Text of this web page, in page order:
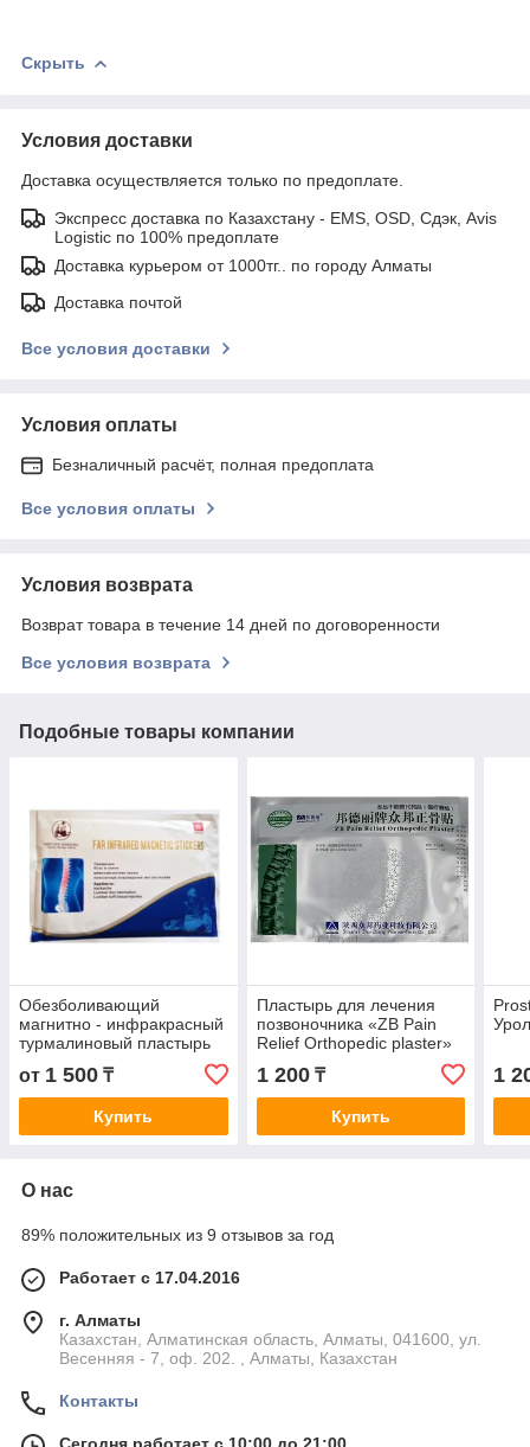
Скрыть
Условия доставки
Доставка осуществляется только по предоплате.
Экспресс доставка по Казахстану - EMS, OSD, Сдэк, Avis
Logistic по 100% предоплате
Доставка курьером от 1000тг.. по городу Алматы
Доставка почтой
Все условия доставки
Условия оплаты
Безналичный расчёт, полная предоплата
Все условия оплаты
Условия возврата
Возврат товара в течение 14 дней по договоренности
Все условия возврата
Подобные товары компании
Обезболивающий
магнитно - инфракрасный
турмалиновый пластырь
на поясницу и
позвоночник "BEN CAO
GANG MU"
от 1 500 ₸
Купить
Пластырь для лечения
позвоночника «ZB Pain
Relief Orthopedic plaster»
1 200₸
Купить
1
О нас
89% положительных из 9 отзывов за год
Работает с 17.04.2016
г. Алматы
Казахстан, Алматинская область, Алматы, 041600, ул.
Весенняя - 7, оф. 202. , Алматы, Казахстан
Контакты